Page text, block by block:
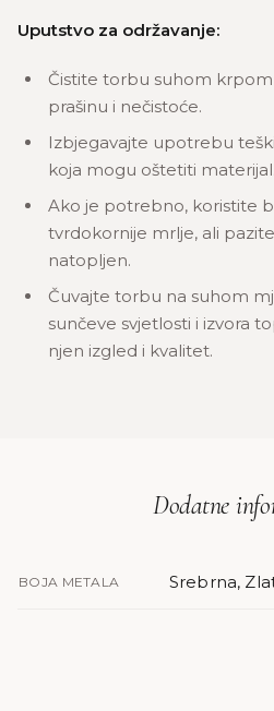
Uputstvo za održavanje:
Čistite torbu suhom
prašinu i nečistoće.
Izbjegavajte upotrebu
koja mogu oštetiti materijal.
Ako je potrebno, koristite
tvrdokornije mrlje, ali
natopljen.
Čuvajte torbu na suhom
sunčeve svjetlosti i izvora
njen izgled i kvalitet.
Dodatne
BOJA METALA Srebrna,